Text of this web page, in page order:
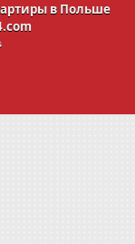
в Польше